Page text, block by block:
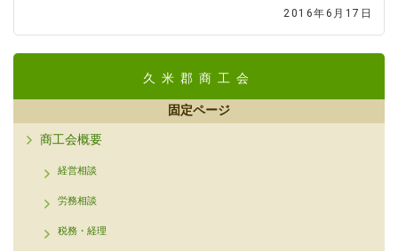
2016年6月17日
久米郡商工会
固定ページ
商工会概要
経営相談
労務相談
税務・経理